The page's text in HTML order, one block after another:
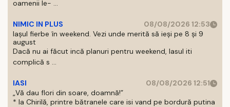
oamenii le- ...
NIMIC IN PLUS
08/08/2026 12:53
Iașul fierbe în weekend. Vezi unde merită să ieși pe 8 și 9
august
Dacă nu ai făcut incă planuri pentru weekend, Iasul iti
complică s ...
IASI
08/08/2026 12:51
„Vă dau flori din soare, doamnă!”
* la Chirilă, printre bătranele care isi vand pe bordură putina